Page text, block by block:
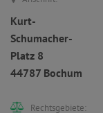
Kurt-
Schumacher-
Platz 8
44787 Bochum
Rechtsgebiete: